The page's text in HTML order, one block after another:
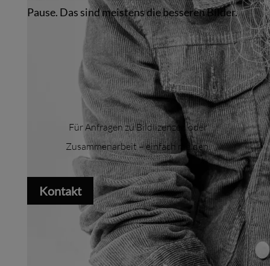
Pause. Das sind meistens die besseren Bilder.
Für Anfragen zu Bildlizenzen oder
Zusammenarbeit – einfach melden.
Kontakt